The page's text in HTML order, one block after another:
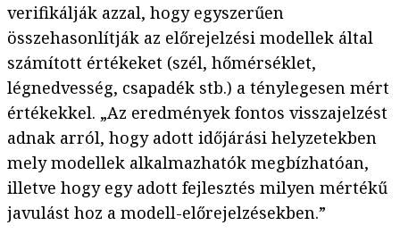
verifikálják azzal, hogy egyszerűen
összehasonlítják az előrejelzési modellek által
számított értékeket (szél, hőmérséklet,
légnedvesség, csapadék stb.) a ténylegesen mért
értékekkel. „Az eredmények fontos visszajelzést
adnak arról, hogy adott időjárási helyzetekben
mely modellek alkalmazhatók megbízhatóan,
illetve hogy egy adott fejlesztés milyen mértékű
javulást hoz a modell-előrejelzésekben.”